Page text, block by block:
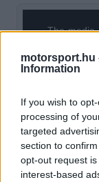
motorsport.hu
Information
If you wish to
processing of
targeted
section to
opt-out request
interest-based
This
is
modal
window.
The media